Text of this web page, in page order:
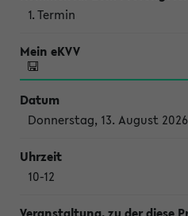
1. Termin
Donnerstag, 13. August 2026
10-12